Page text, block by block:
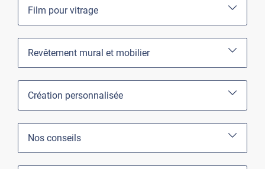
Film pour vitrage
Revêtement mural et mobilier
Création personnalisée
Nos conseils